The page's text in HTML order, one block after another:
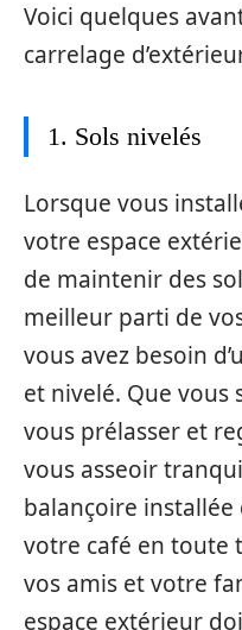
Voici quelques
carrelage
1. Sols nivelés
Lorsque vous
votre espace
de maintenir des
meilleur parti de
vous avez besoin
et nivelé. Que
vous prélasser et
vous asseoir
balançoire
votre café en toute
vos amis et votre
espace extérieur